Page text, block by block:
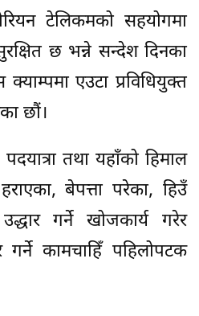
टेलिकमको सहयोगमा
सुरक्षित छ भन्ने सन्देश दिनका
एउटा प्रविधियुक्त
छौं।
तथा यहाँको हिमाल
बेपत्ता परेका, हिउँ
गर्ने खोजकार्य गरेर
गर्ने कामचाहिँ पहिलोपटक